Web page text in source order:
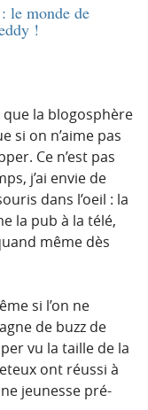
le monde de
!
que la blogosphère
si on n’aime pas
Ce n’est pas
j’ai envie de
dans l’oeil : la
la pub à la télé,
même dès
si l’on ne
de buzz de
vu la taille de la
ont réussi à
jeunesse pré-